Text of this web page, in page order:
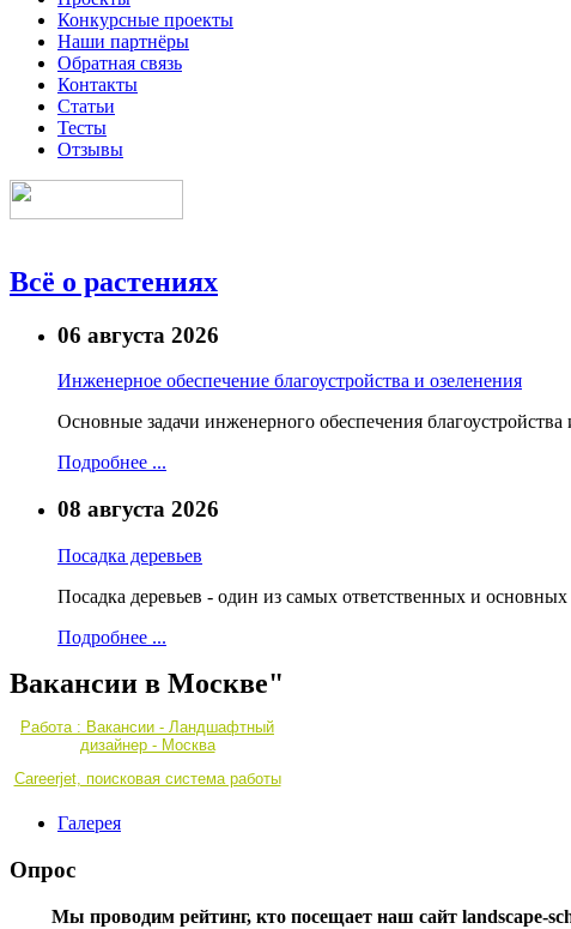
Конкурсные проекты
Наши партнёры
Обратная связь
Контакты
Статьи
Тесты
Отзывы
Всё о растениях
06 августа 2026
Инженерное обеспечение благоустройства и озеленения
Основные задачи инженерного обеспечения благоустройства
Подробнее ...
08 августа 2026
Посадка деревьев
Посадка деревьев - один из самых ответственных и основных
Подробнее ...
Вакансии в Москве"
Работа : Вакансии - Ландшафтный
дизайнер - Москва
Careerjet, поисковая система работы
Галерея
Опрос
Мы проводим рейтинг, кто посещает наш сайт landscape-